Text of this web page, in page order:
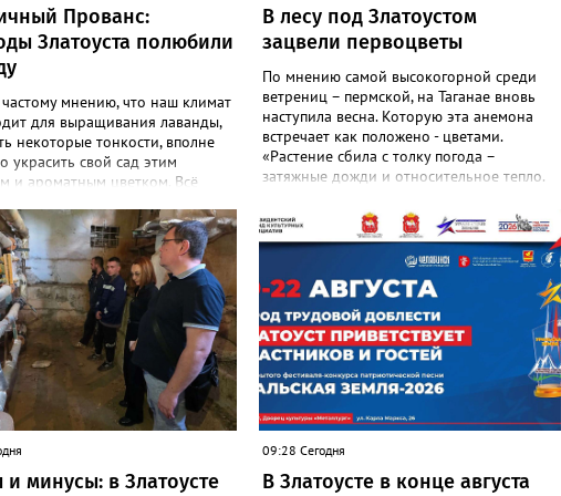
Прованс:
Златоуста полюбили
мнению, что наш климат
для выращивания лаванды,
некоторые тонкости, вполне
украсить свой сад этим
и ароматным цветком. Всё
лаванду за её особую эстетику
запах. «Златоуст.инфо» узнал
опыте местных дачниц. «Я
лаванду нежно-сиреневого
цвета из семян (на фото), -
«Златоуст.инфо» хозяйка
дома Екатерина Бойко. –
вдоль забора, потому что
цветок не любит. Вот уже
растет и радует меня. Соседи
аромат и до них
– получаются букеты и саше
Лаванда широко
В лесу под Златоустом
зацвели первоцветы
По мнению самой высокогорной среди
ветрениц – пермской, на Таганае вновь
наступила весна. Которую эта анемона
встречает как положено - цветами.
«Растение сбила с толку погода –
затяжные дожди и относительное тепло.
на этот стресс», - объяснили в
национальном парке. Там также
добавили: хотя нежные белые цветы и
украшают по-летнему зелёный лес, самой
ветренице такой «рецидив» пользы не
приносит, а наоборот, забирает силы
перед долгой зимовкой.
минусы: в Златоусте
09:28 Сегодня
В Златоусте в конце августа